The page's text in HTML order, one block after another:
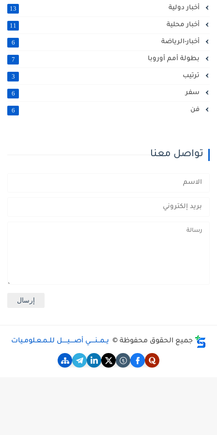
أخبار دولية
أخبار محلية
أخبار-الرياضة
بطولة أمم أوروبا
ترتيب
سفر
فن
تواصل معنا
جميع الحقوق محفوظة © يــمــنـــــي أصــــيـــــل للــمـعـلومـيات